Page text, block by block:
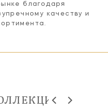
благодаря
качеству и